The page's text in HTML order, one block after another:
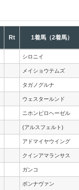
Rt 1着馬（2着馬）
シロニイ
メイショウテムズ
タガノグルナ
ウェスタールンド
ニホンピロヘーゼル
(アルスフェルト)
アドマイヤウイング
クインアマランサス
ガンコ
ボンナヴァン